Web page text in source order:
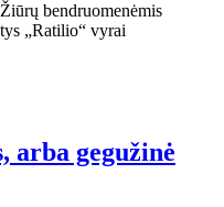
arba gegužinė